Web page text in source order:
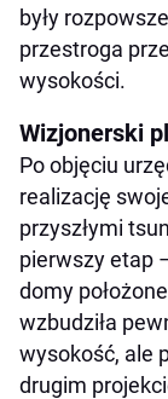
były
przestroga
wysokości.
Wizjonerski
Po objęciu
realizację
przyszłymi
pierwszy etap
domy
wzbudziła
wysokość, ale
drugim